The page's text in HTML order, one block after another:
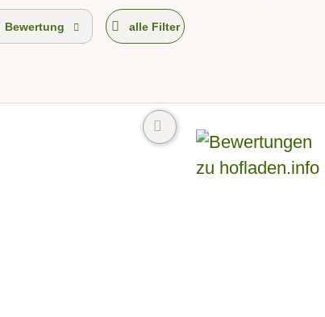
Bewertung alle Filter